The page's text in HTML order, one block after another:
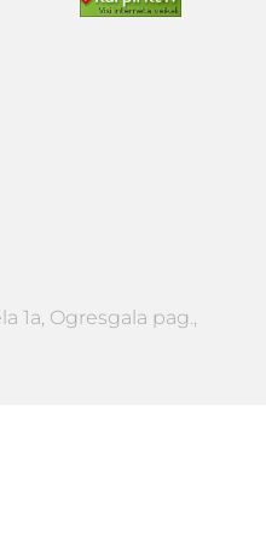
1a, Ogresgala pag.,